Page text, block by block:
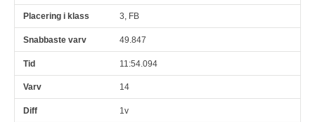
3, FB
49.847
11:54.094
14
1v